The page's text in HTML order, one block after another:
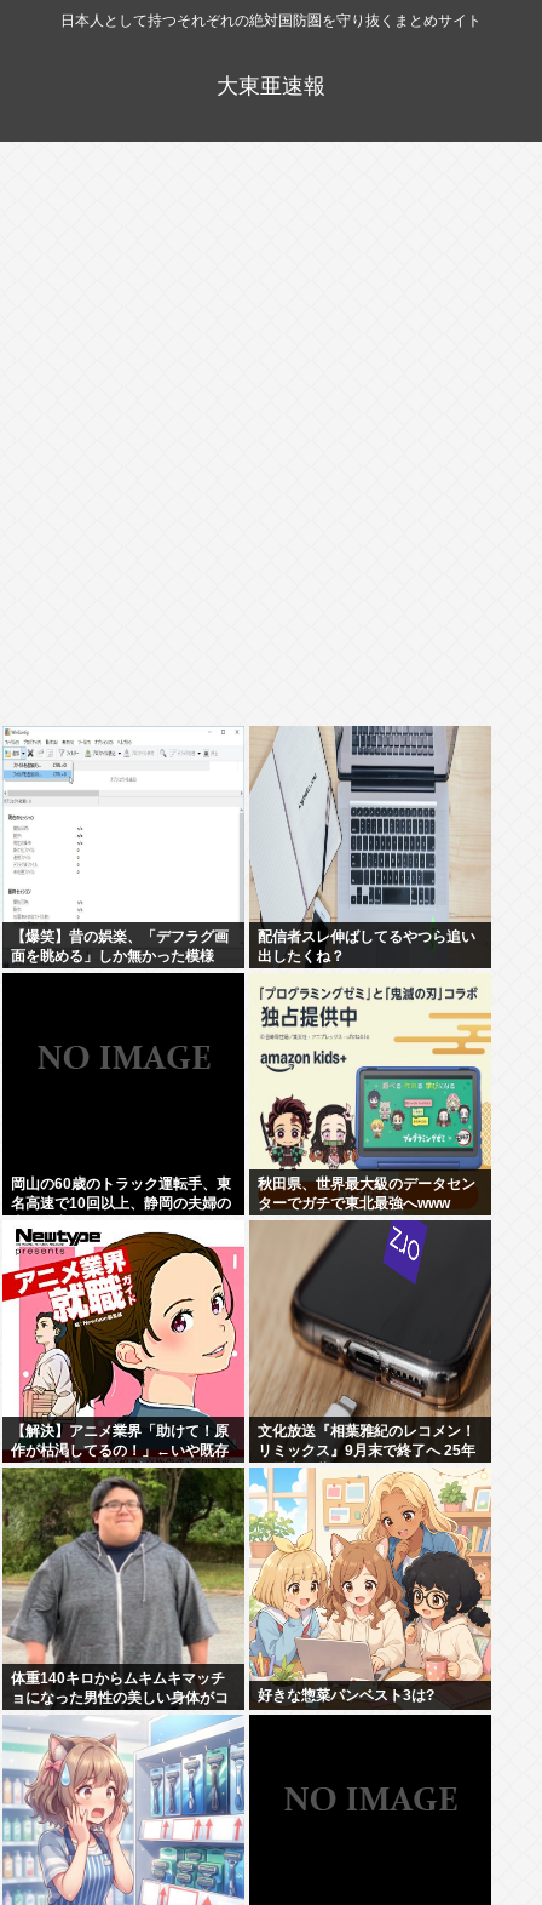
日本人として持つそれぞれの絶対国防圏を守り抜くまとめサイト
大東亜速報
【爆笑】昔の娯楽、「デフラグ画
面を眺める」しか無かった模様
www
配信者スレ伸ばしてるやつら追い
出したくね？
岡山の60歳のトラック運転手、東
名高速で10回以上、静岡の夫婦の
秋田県、世界最大級のデータセン
ターでガチで東北最強へwww
【解決】アニメ業界「助けて！原
作が枯渇してるの！」←いや既存
作品の2期やったら良いよね？
文化放送『相葉雅紀のレコメン！
リミックス』9月末で終了へ 25年
の歴史に幕
体重140キロからムキムキマッチ
ョになった男性の美しい身体がコ
チラ！！！
好きな惣菜パンベスト3は?